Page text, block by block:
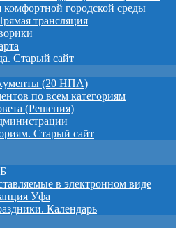
комфортной городской среды
трансляция
Старый сайт
(20 НПА)
по всем категориям
(Решения)
Старый сайт
в электронном виде
Уфа
Календарь